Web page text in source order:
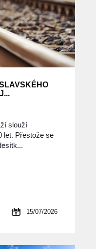
slouží
let. Přestože se
15/07/2026